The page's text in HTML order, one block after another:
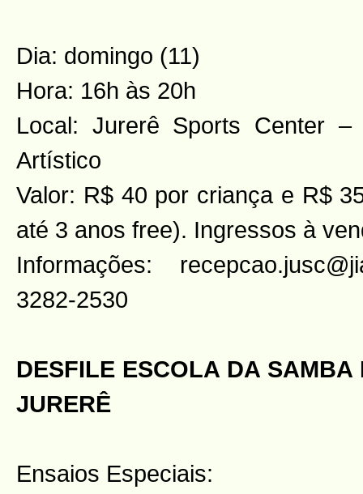
Dia: domingo (11)
Hora: 16h às 20h
Local: Jurerê Sports Center
Artístico
Valor: R$ 40 por criança e R$
até 3 anos free). Ingressos à
Informações:
3282-2530
DESFILE ESCOLA DA SAMBA
JURERÊ
Ensaios Especiais: